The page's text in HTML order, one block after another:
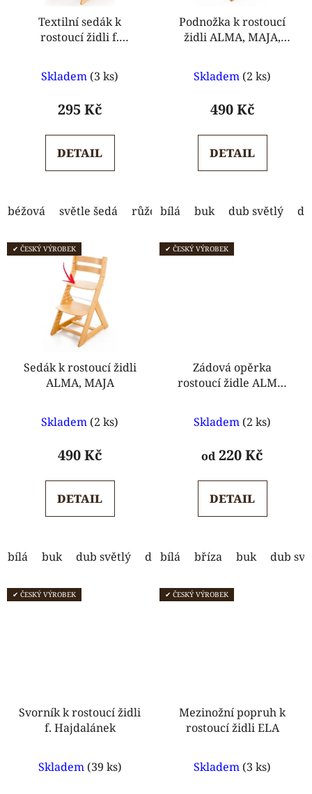
Textilní sedák k
rostoucí židli f.
hodnocení
produktu
5,0
z
Skladem (3 ks)
295 Kč
DETAIL
béžová světle šedá růžová - mráčky růžová - lišky
Podnožka k rostoucí
židli ALMA, MAJA,
hodnocení
produktu
5,0
z
Skladem (2 ks)
490 Kč
DETAIL
bílá buk dub světlý
✔ ČESKÝ VÝROBEK
Sedák k rostoucí židli
ALMA, MAJA
hodnocení
produktu
5,0
z
Skladem (2 ks)
490 Kč
DETAIL
bílá buk dub světlý dub tmavý modrá ořech
✔ ČESKÝ VÝROBEK
Zádová opěrka
rostoucí židle ALMA,
hodnocení
produktu
5,0
z
Skladem (2 ks)
od220 Kč
DETAIL
bílá bříza buk dub
✔ ČESKÝ VÝROBEK
Svorník k rostoucí židli
f. Hajdalánek
hodnocení
Skladem (39 ks)
✔ ČESKÝ VÝROBEK
Mezinožní popruh k
rostoucí židli ELA
hodnocení
Skladem (3 ks)